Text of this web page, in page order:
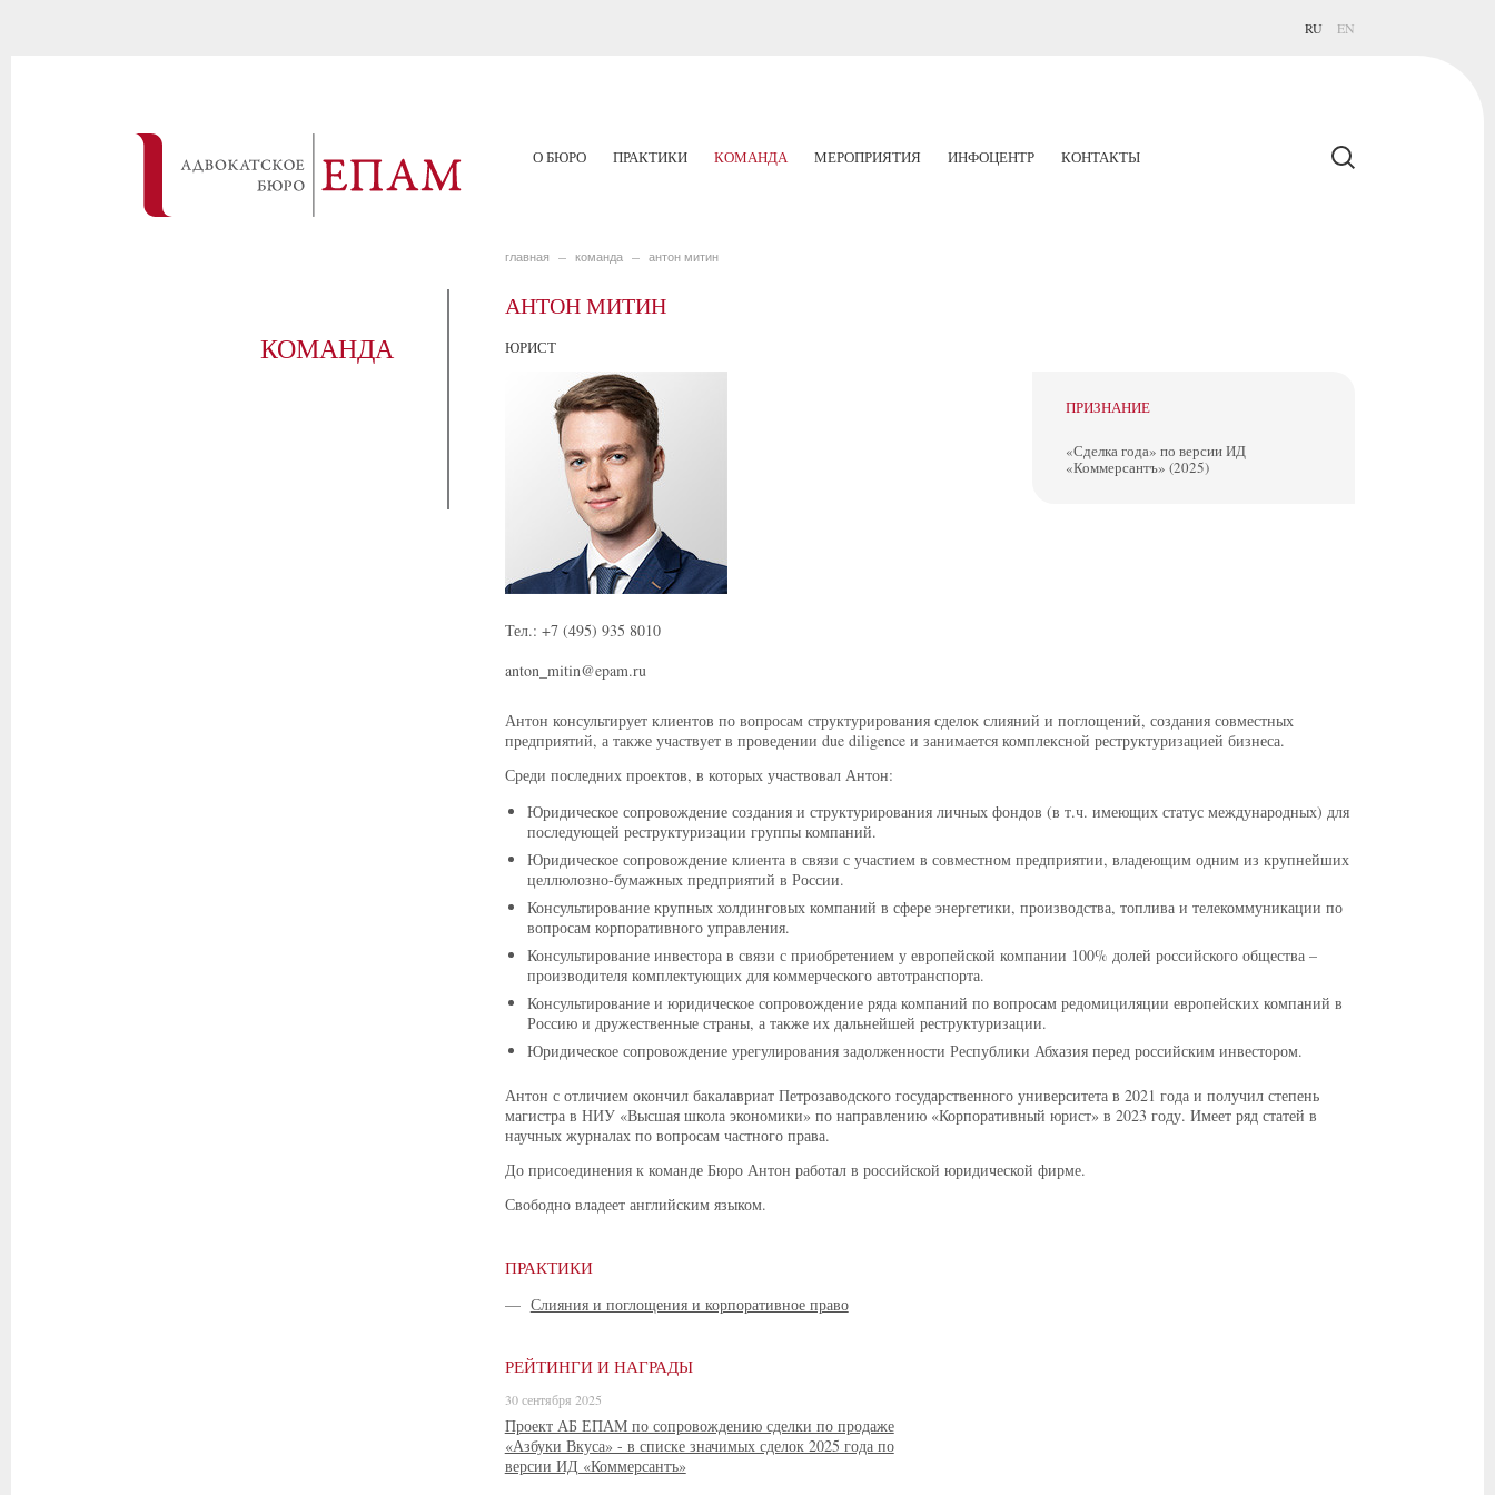
RU EN
О БЮРО ПРАКТИКИ КОМАНДА МЕРОПРИЯТИЯ ИНФОЦЕНТР КОНТАКТЫ
КОМАНДА
главная команда антон митин
АНТОН МИТИН
ЮРИСТ
Тел.: +7 (495) 935 8010
anton_mitin@epam.ru
ПРИЗНАНИЕ
«Сделка года» по версии ИД
«Коммерсантъ» (2025)
Антон консультирует клиентов по вопросам структурирования сделок слияний и поглощений, создания совместных
предприятий, а также участвует в проведении due diligence и занимается комплексной реструктуризацией бизнеса.
Среди последних проектов, в которых участвовал Антон:
Юридическое сопровождение создания и структурирования личных фондов (в т.ч. имеющих статус международных) для
последующей реструктуризации группы компаний.
Юридическое сопровождение клиента в связи с участием в совместном предприятии, владеющим одним из крупнейших
целлюлозно-бумажных предприятий в России.
Консультирование крупных холдинговых компаний в сфере энергетики, производства, топлива и телекоммуникации по
вопросам корпоративного управления.
Консультирование инвестора в связи с приобретением у европейской компании 100% долей российского общества –
производителя комплектующих для коммерческого автотранспорта.
Консультирование и юридическое сопровождение ряда компаний по вопросам редомициляции европейских компаний в
Россию и дружественные страны, а также их дальнейшей реструктуризации.
Юридическое сопровождение урегулирования задолженности Республики Абхазия перед российским инвестором.
Антон с отличием окончил бакалавриат Петрозаводского государственного университета в 2021 года и получил степень
магистра в НИУ «Высшая школа экономики» по направлению «Корпоративный юрист» в 2023 году. Имеет ряд статей в
научных журналах по вопросам частного права.
До присоединения к команде Бюро Антон работал в российской юридической фирме.
Свободно владеет английским языком.
ПРАКТИКИ
— Слияния и поглощения и корпоративное право
РЕЙТИНГИ И НАГРАДЫ
30 сентября 2025
Проект АБ ЕПАМ по сопровождению сделки по продаже
«Азбуки Вкуса» - в списке значимых сделок 2025 года по
версии ИД «Коммерсантъ»